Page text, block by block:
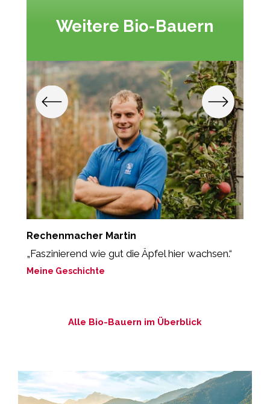
Weitere Bio-Bauern
Rechenmacher Martin
„Faszinierend wie gut die Äpfel hier wachsen.“
Meine Geschichte
Alle Bio-Bauern im Überblick